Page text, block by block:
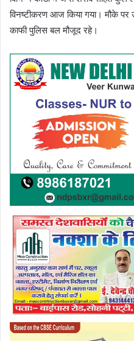
विनष्टीकरण आज किया गया। मौके पर
काफी पुलिस बल मौजूद रहे।